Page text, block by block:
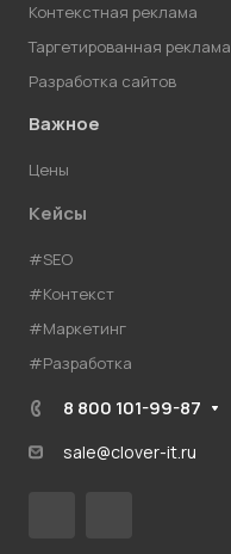
Контекстная реклама
Таргетированная реклама
Разработка сайтов
Важное
Цены
Кейсы
#SEO
#Контекст
#Маркетинг
#Разработка
8 800 101-99-87
sale@clover-it.ru